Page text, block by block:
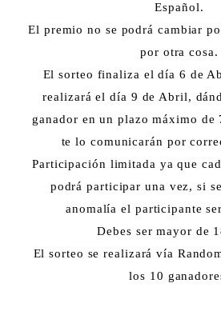
Español.
El premio no se podrá cambiar
por otra cosa.
El sorteo finaliza el día 6 de
realizará el día 9 de Abril,
ganador en un plazo máximo de
te lo comunicarán por
Participación limitada ya que
podrá participar una vez, si
anomalía el participante
Debes ser mayor de
El sorteo se realizará vía
los 10